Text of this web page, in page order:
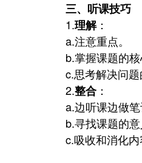
三、听课技巧
1.理解：
a.注意重点。
b.掌握课题的
c.思考解决问
2.整合 ：
a.边听课边做
b.寻找课题的
c.吸收和消化